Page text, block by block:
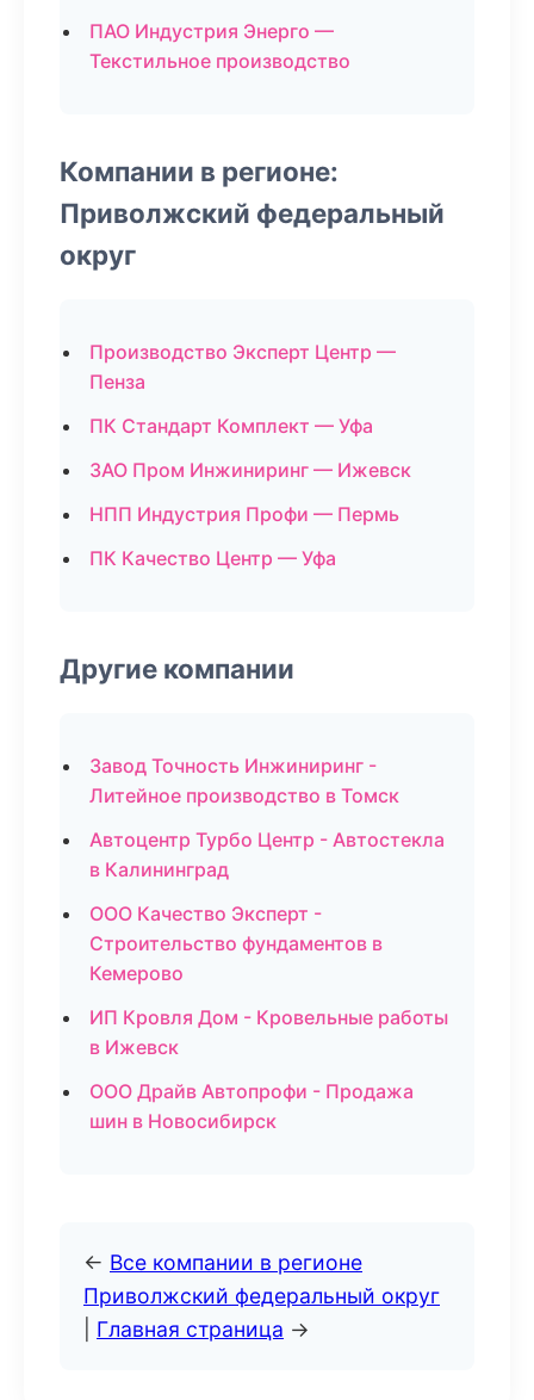
ПАО Индустрия Энерго —
Текстильное производство
Компании в регионе:
Приволжский федеральный
округ
Производство Эксперт Центр —
Пенза
ПК Стандарт Комплект — Уфа
ЗАО Пром Инжиниринг — Ижевск
НПП Индустрия Профи — Пермь
ПК Качество Центр — Уфа
Другие компании
Завод Точность Инжиниринг -
Литейное производство в Томск
Автоцентр Турбо Центр - Автостекла
в Калининград
ООО Качество Эксперт -
Строительство фундаментов в
Кемерово
ИП Кровля Дом - Кровельные работы
в Ижевск
ООО Драйв Автопрофи - Продажа
шин в Новосибирск
← Все компании в регионе
Приволжский федеральный округ
Главная страница →